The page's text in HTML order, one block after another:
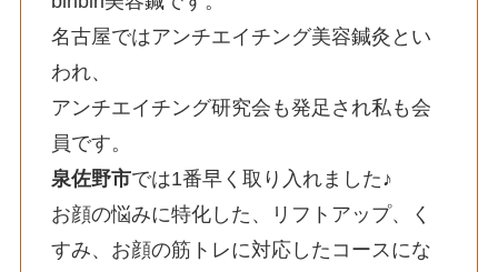
名古屋ではアンチエイチング美容鍼灸とい
われ、
アンチエイチング研究会も発足され私も会
員です。
泉佐野市では1番早く取り入れました♪
お顔の悩みに特化した、リフトアップ、く
すみ、お顔の筋トレに対応したコースにな